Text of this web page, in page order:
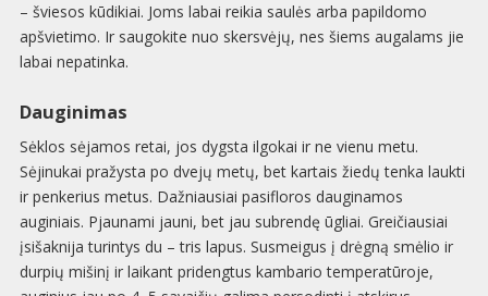
– šviesos kūdikiai. Joms labai reikia saulės arba papildomo
apšvietimo. Ir saugokite nuo skersvėjų, nes šiems augalams jie
labai nepatinka.
Dauginimas
Sėklos sėjamos retai, jos dygsta ilgokai ir ne vienu metu.
Sėjinukai pražysta po dvejų metų, bet kartais žiedų tenka laukti
ir penkerius metus. Dažniausiai pasifloros dauginamos
auginiais. Pjaunami jauni, bet jau subrendę ūgliai. Greičiausiai
įsišaknija turintys du – tris lapus. Susmeigus į drėgną smėlio ir
durpių mišinį ir laikant pridengtus kambario temperatūroje,